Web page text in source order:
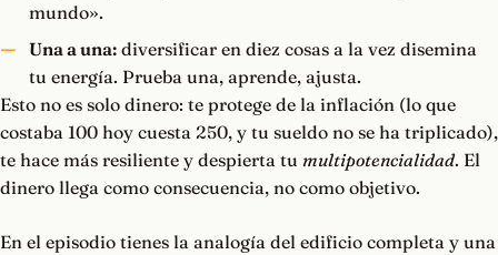
mundo».
Una a una:diversificar en diez cosas a la vez disemina
tu energía. Prueba una, aprende, ajusta.
Esto no es solo dinero: te protege de la inflación (lo que
costaba 100 hoy cuesta 250, y tu sueldo no se ha triplicado),
te hace más resiliente y despierta tu multipotencialidad. El
dinero llega como consecuencia, no como objetivo.
En el episodio tienes la analogía del edificio completa y una